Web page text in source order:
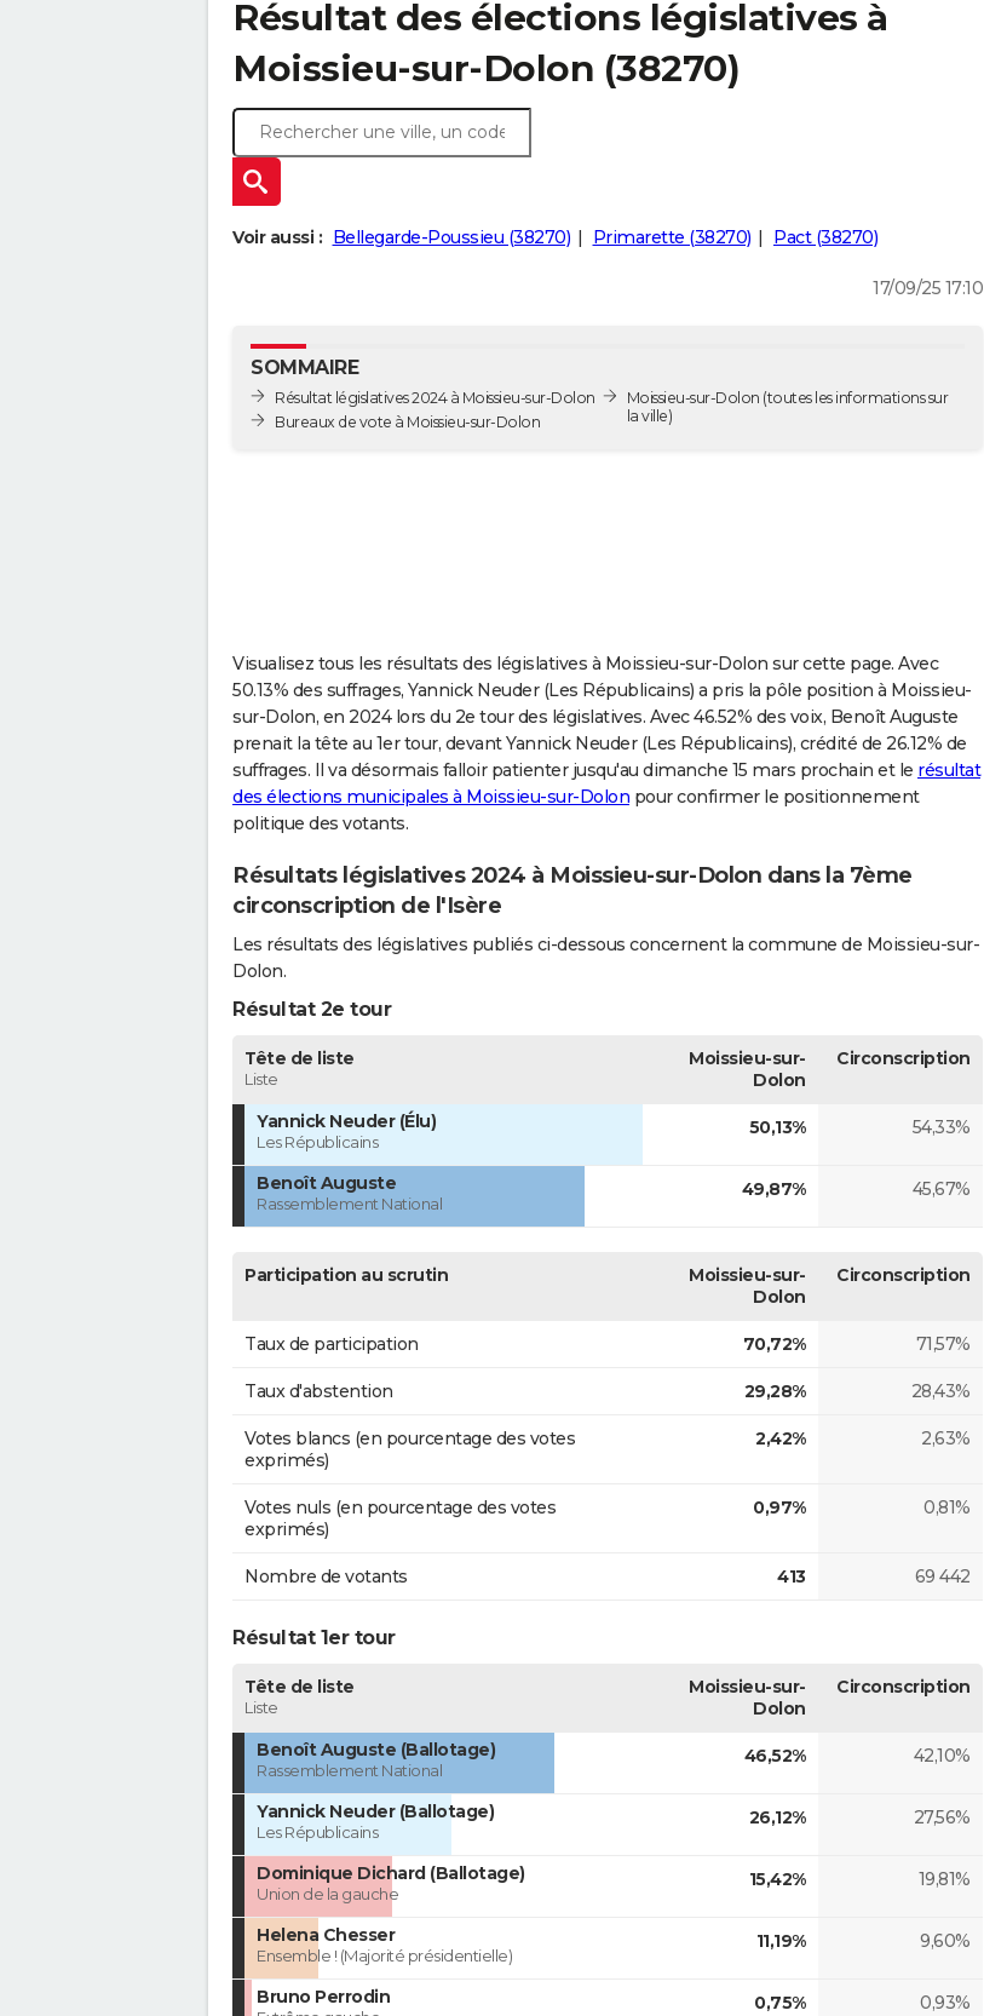
Résultat des élections législatives à
Moissieu-sur-Dolon (38270)
Voir aussi : Bellegarde-Poussieu (38270) Primarette (38270) Pact (38270)
17/09/25 17:10
SOMMAIRE
Résultat législatives 2024 à Moissieu-sur-Dolon
Bureaux de vote à Moissieu-sur-Dolon
Moissieu-sur-Dolon (toutes les informations sur
la ville)
Visualisez tous les résultats des législatives à Moissieu-sur-Dolon sur cette page. Avec
50.13% des suffrages, Yannick Neuder (Les Républicains) a pris la pôle position à Moissieu-
sur-Dolon, en 2024 lors du 2e tour des législatives. Avec 46.52% des voix, Benoît Auguste
prenait la tête au 1er tour, devant Yannick Neuder (Les Républicains), crédité de 26.12% de
suffrages. Il va désormais falloir patienter jusqu'au dimanche 15 mars prochain et le résultat
des élections municipales à Moissieu-sur-Dolon pour confirmer le positionnement
politique des votants.
Résultats législatives 2024 à Moissieu-sur-Dolon dans la 7ème
circonscription de l'Isère
Les résultats des législatives publiés ci-dessous concernent la commune de Moissieu-sur-
Dolon.
Résultat 2e tour
Tête de liste
Liste
Moissieu-sur-
Dolon
Circonscription
Yannick Neuder (Élu)
Les Républicains
50,13% 54,33%
Benoît Auguste
Rassemblement National
49,87% 45,67%
Participation au scrutin
Moissieu-sur-
Dolon
Circonscription
Taux de participation 70,72% 71,57%
Taux d'abstention 29,28% 28,43%
Votes blancs (en pourcentage des votes
exprimés)
2,42% 2,63%
Votes nuls (en pourcentage des votes
exprimés)
0,97% 0,81%
Nombre de votants 413 69 442
Résultat 1er tour
Tête de liste
Liste
Moissieu-sur-
Dolon
Circonscription
Benoît Auguste (Ballotage)
Rassemblement National
46,52% 42,10%
Yannick Neuder (Ballotage)
Les Républicains
26,12% 27,56%
Dominique Dichard (Ballotage)
Union de la gauche
15,42% 19,81%
Helena Chesser
Ensemble ! (Majorité présidentielle)
11,19% 9,60%
Bruno Perrodin 0,75% 0,93%